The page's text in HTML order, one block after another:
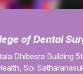
of Dental
Dhibesra Building
Soi